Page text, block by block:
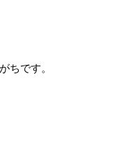
ちです。